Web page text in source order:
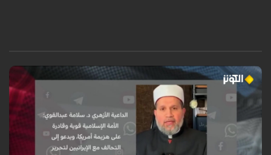
سلامة عبدالقوی، عالم برجسته اهل سنت و داعیه‌دار ازهري، با تأکید بر قدرت و